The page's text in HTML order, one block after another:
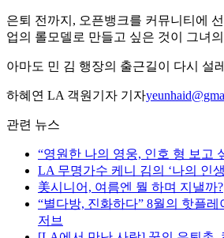
은퇴 전까지, 오픈뱅크를 커뮤니티에
업의 롤모델로 만들고 싶은 것이 그녀
아마도 민 김 행장의 출근길이 다시 설
하혜연 LA 객원기자 기자
관련 뉴스
“영원한 나의 영웅, 인호 형 보고
LA 무명가수 케니 김의 ‘나의 인
美시니어, 여름엔 뭘 하며 지낼까?
“별다방, 진화하다” 8월의 핫플레
저브